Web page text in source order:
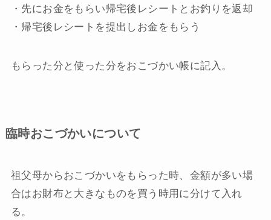
・先にお金をもらい帰宅後レシートとお釣りを返却
・帰宅後レシートを提出しお金をもらう
もらった分と使った分をおこづかい帳に記入。
臨時おこづかいについて
祖父母からおこづかいをもらった時、金額が多い場
合はお財布と大きなものを買う時用に分けて入れ
る。